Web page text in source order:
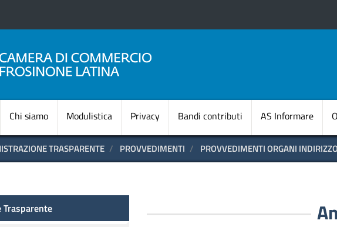
Chi siamo Modulistica Privacy Bandi contributi AS Informare
TRASPARENTE PROVVEDIMENTI PROVVEDIMENTI ORGANI
Trasparente